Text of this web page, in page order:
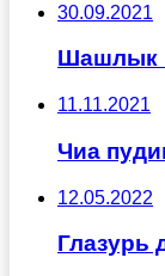
30.09.2021
Шашлык
11.11.2021
Чиа
12.05.2022
Глазурь